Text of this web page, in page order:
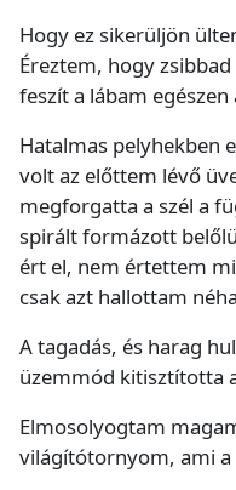
Hogy ez sikerüljön
Éreztem, hogy
feszít a lábam
Hatalmas pelyhekben
volt az előttem lévő
megforgatta a szél a
spirált formázott
ért el, nem értettem
csak azt hallottam
A tagadás, és harag
üzemmód kitisztította
Elmosolyogtam
világítótornyom, ami